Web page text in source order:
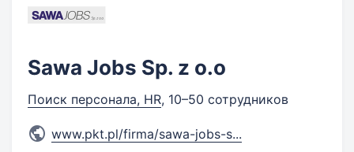
Sawa Jobs Sp. z o.o
Поиск персонала, HR, 10–50 сотрудников
www.pkt.pl/firma/sawa-jobs-s...